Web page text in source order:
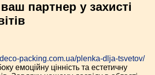
партнер у захисті
packing.com.ua/plenka-dlja-tsvetov/
емоційну цінність та естетичну